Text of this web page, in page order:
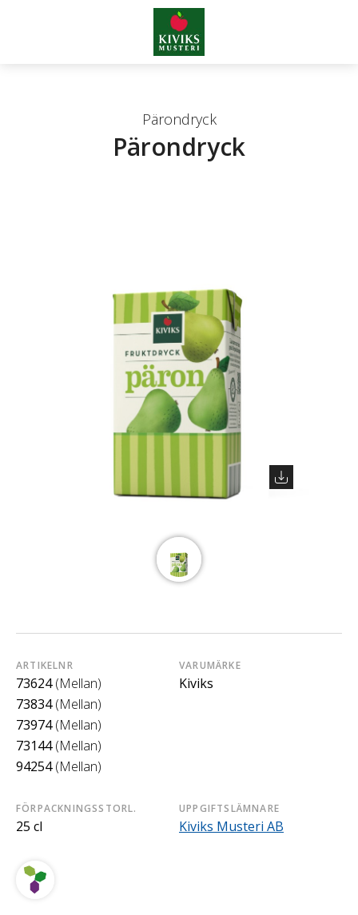
Pärondryck
Pärondryck
ARTIKELNR
73624 (Mellan)
73834 (Mellan)
73974 (Mellan)
73144 (Mellan)
94254 (Mellan)
VARUMÄRKE
Kiviks
FÖRPACKNINGSSTORL.
25 cl
UPPGIFTSLÄMNARE
Kiviks Musteri AB